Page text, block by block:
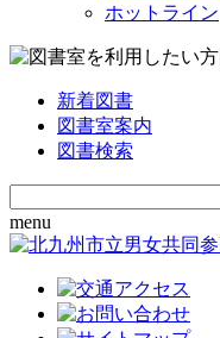
ホットライン
新着図書
図書室案内
図書検索
Search
for:
menu